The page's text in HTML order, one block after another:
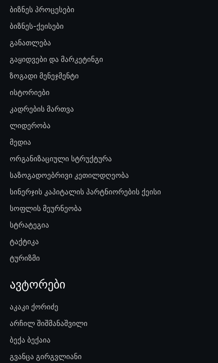
ბიზნეს პროცესები
ბიზნეს-ქეისები
განათლება
გაყიდვები და მარკეტინგი
ზოგადი მენეჯმენტი
ისტორიები
კადრების მართვა
ლიდერობა
მედია
ორგანიზაციული სტრუქტურა
საზოგადოებრივი კეთილდღეობა
სინერჯის კაპიტალის პარტნიორების ქეისი
სოფლის მეურნეობა
სტრატეგია
ტაქტიკა
ტურიზმი
ავტორები
აკაკი ქორიძე
არჩილ შიშმანაშვილი
ბექა ბექაია
გვანცა გირგვლიანი